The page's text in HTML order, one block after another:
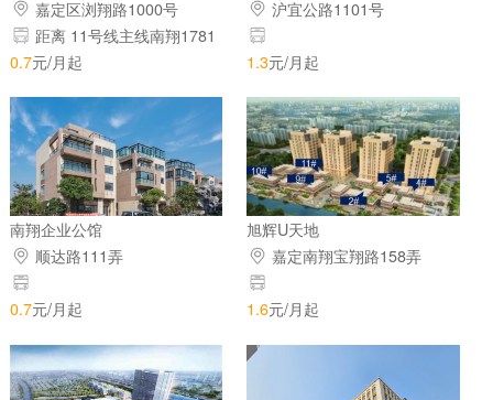
嘉定区浏翔路1000号
距离 11号线主线南翔1781
米
0.7元/月起
沪宜公路1101号
1.3元/月起
南翔企业公馆
顺达路111弄
0.7元/月起
旭辉U天地
嘉定南翔宝翔路158弄
1.6元/月起